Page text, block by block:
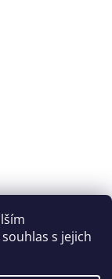
s jejich